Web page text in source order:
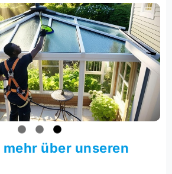
mehr über unseren